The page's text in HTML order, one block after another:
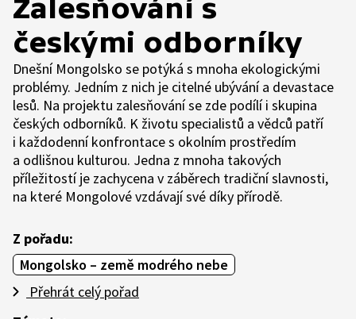
Zalesňování s
českými odborníky
Dnešní Mongolsko se potýká s mnoha ekologickými
problémy. Jedním z nich je citelné ubývání a devastace
lesů. Na projektu zalesňování se zde podílí i skupina
českých odborníků. K životu specialistů a vědců patří
i každodenní konfrontace s okolním prostředím
a odlišnou kulturou. Jedna z mnoha takových
příležitostí je zachycena v záběrech tradiční slavnosti,
na které Mongolové vzdávají své díky přírodě.
Z pořadu:
Mongolsko – země modrého nebe
Přehrát celý pořad